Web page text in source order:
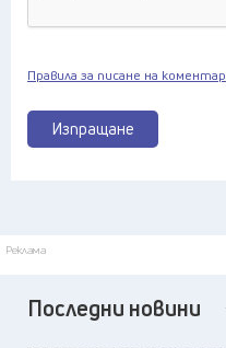
Изпращане
Правила за писане на коментар
Реклама
Последни новини